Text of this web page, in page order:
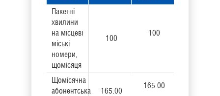
Пакетні
хвилини
на місцеві
міські
номери,
щомісяця
100
100
Щомісячна
абонентська
165.00
165.00